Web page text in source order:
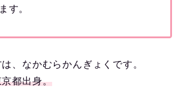
す。
、なかむらかんぎょくです。
都出身。